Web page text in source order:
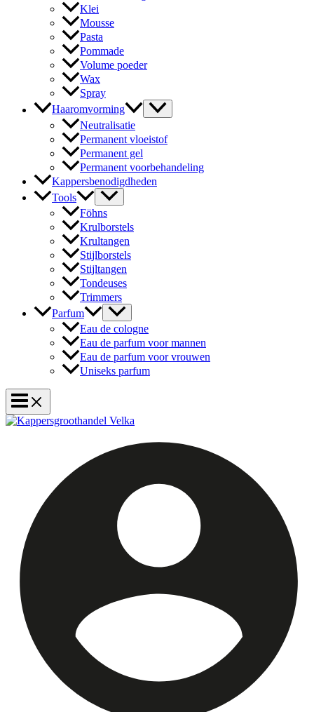
Klei
Mousse
Pasta
Pommade
Volume poeder
Wax
Spray
Haaromvorming
Neutralisatie
Permanent vloeistof
Permanent gel
Permanent voorbehandeling
Kappersbenodigdheden
Tools
Föhns
Krulborstels
Krultangen
Stijlborstels
Stijltangen
Tondeuses
Trimmers
Parfum
Eau de cologne
Eau de parfum voor mannen
Eau de parfum voor vrouwen
Uniseks parfum